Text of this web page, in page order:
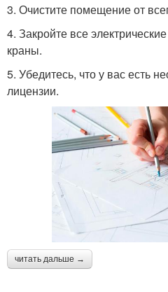
3. Очистите помещение от
4. Закройте все
краны.
5. Убедитесь, что у вас есть
лицензии.
читать дальше →